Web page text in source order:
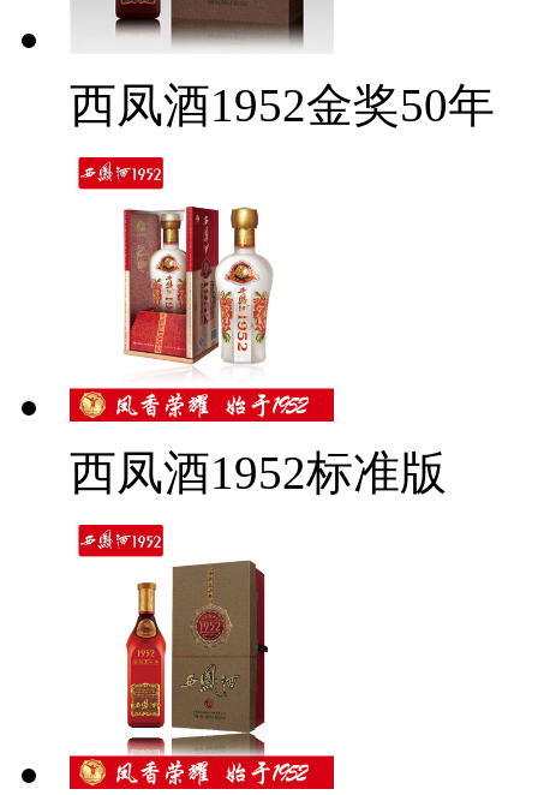
西凤酒1952金奖50年
西凤酒1952标准版